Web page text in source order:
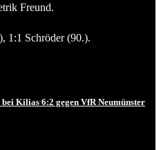
Freund.
1:1 Schröder (90.).
Kilias 6:2 gegen VfR Neumünster